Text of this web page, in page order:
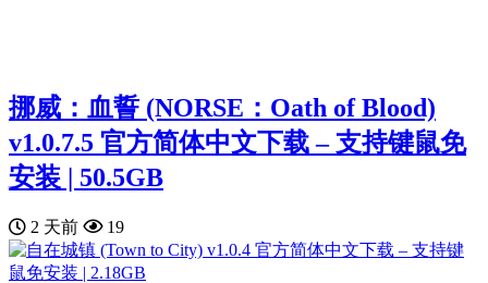
挪威：血誓 (NORSE：Oath of Blood)
v1.0.7.5 官方简体中文下载 – 支持键鼠免
安装 | 50.5GB
2 天前 19